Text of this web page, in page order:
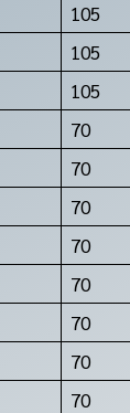
105
105
105
70
70
70
70
70
70
70
70